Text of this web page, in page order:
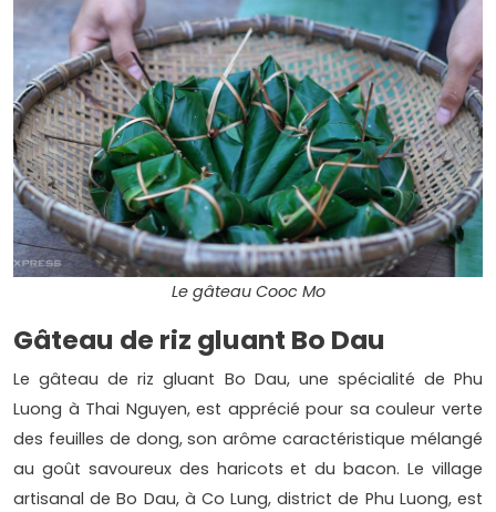
Le gâteau Cooc Mo
Gâteau de riz gluant Bo Dau
Le gâteau de riz gluant Bo Dau, une spécialité de Phu
Luong à Thai Nguyen, est apprécié pour sa couleur verte
des feuilles de dong, son arôme caractéristique mélangé
au goût savoureux des haricots et du bacon. Le village
artisanal de Bo Dau, à Co Lung, district de Phu Luong, est